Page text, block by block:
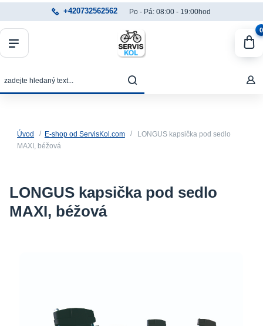
+420732562562 Po - Pá: 08:00 - 19:00hod
0
Úvod E-shop od ServisKol.com
LONGUS kapsička pod sedlo
MAXI, béžová
LONGUS kapsička pod sedlo
MAXI, béžová